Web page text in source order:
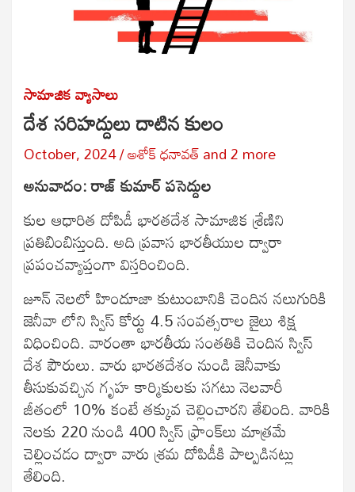
సామాజిక వ్యాసాలు
దేశ సరిహద్దులు దాటిన కులం
October, 2024 అశోక్ ధనావత్and2 more
అనువాదం: రాజ్ కుమార్ పసెద్దుల
కుల ఆధారిత దోపిడీ భారతదేశ సామాజిక శ్రేణిని
ప్రతిబింబిస్తుంది. అది ప్రవాస భారతీయుల ద్వారా
ప్రపంచవ్యాప్తంగా విస్తరించింది.
జూన్ నెలలో హిందూజా కుటుంబానికి చెందిన నలుగురికి
జెనీవా లోని స్విస్ కోర్టు 4.5 సంవత్సరాల జైలు శిక్ష
విధించింది. వారంతా భారతీయ సంతతికి చెందిన స్విస్
దేశ పౌరులు. వారు భారతదేశం నుండి జెనీవాకు
తీసుకువచ్చిన గృహ కార్మికులకు సగటు నెలవారీ
జీతంలో 10% కంటే తక్కువ చెల్లించారని తేలింది. వారికి
నెలకు 220 నుండి 400 స్విస్ ఫ్రాంక్‌లు మాత్రమే
చెల్లించడం ద్వారా వారు శ్రమ దోపిడీకి పాల్పడినట్లు
తేలింది.